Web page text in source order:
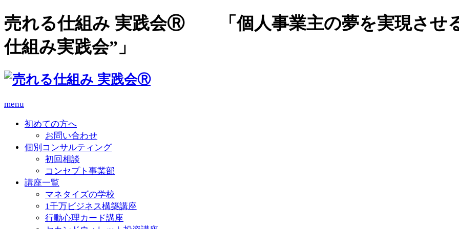
売れる仕組み 実践会Ⓡ 「個人事業主の夢を実現させ
仕組み実践会”」
menu
初めての方へ
お問い合わせ
個別コンサルティング
初回相談
コンセプト事業部
講座一覧
マネタイズの学校
1千万ビジネス構築講座
行動心理カード講座